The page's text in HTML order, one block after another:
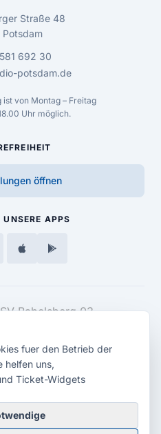
Straße 48
Potsdam
692 30
potsdam.de
ist von Montag – Freitag
Uhr möglich.
öffnen
UNSERE APPS
entwickelt durch dieMedienagentur
fuer den Betrieb der
helfen uns,
Ticket-Widgets